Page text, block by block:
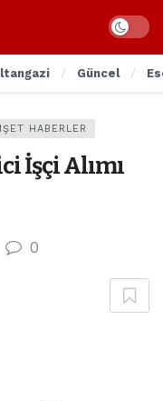
Güncel
HABERLER
İşçi Alımı
0